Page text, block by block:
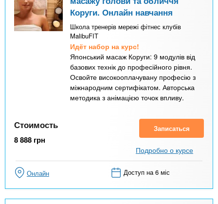
Коруги. Онлайн навчання
Школа тренерів мережі фітнес клубів
MalibuFIT
Идёт набор на курс!
Японський масаж Коруги: 9 модулів від
базових технік до професійного рівня.
Освойте високооплачувану професію з
міжнародним сертифікатом. Авторська
методика з анімацією точок впливу.
Стоимость
8 888 грн
Записаться
Подробно о курсе
Онлайн Доступ на 6 міс